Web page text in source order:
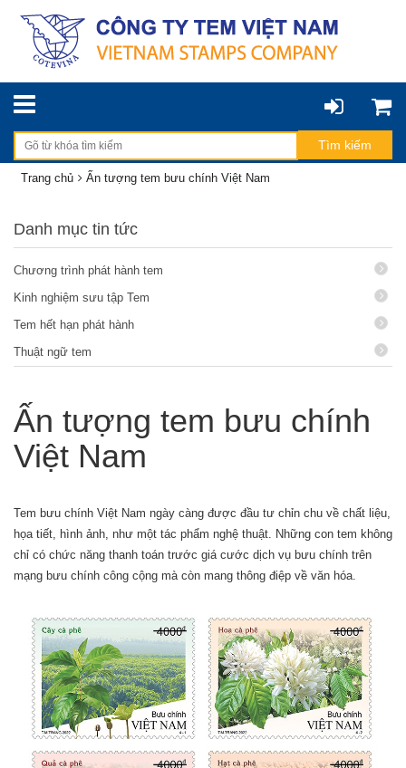
Trang chủ Ấn tượng tem bưu chính Việt Nam
Danh mục tin tức
Chương trình phát hành tem
Kinh nghiệm sưu tập Tem
Tem hết hạn phát hành
Thuật ngữ tem
Ấn tượng tem bưu chính
Việt Nam
Tem bưu chính Việt Nam ngày càng được đầu tư chỉn chu về chất liệu,
họa tiết, hình ảnh, như một tác phẩm nghệ thuật. Những con tem không
chỉ có chức năng thanh toán trước giá cước dịch vụ bưu chính trên
mạng bưu chính công cộng mà còn mang thông điệp về văn hóa.